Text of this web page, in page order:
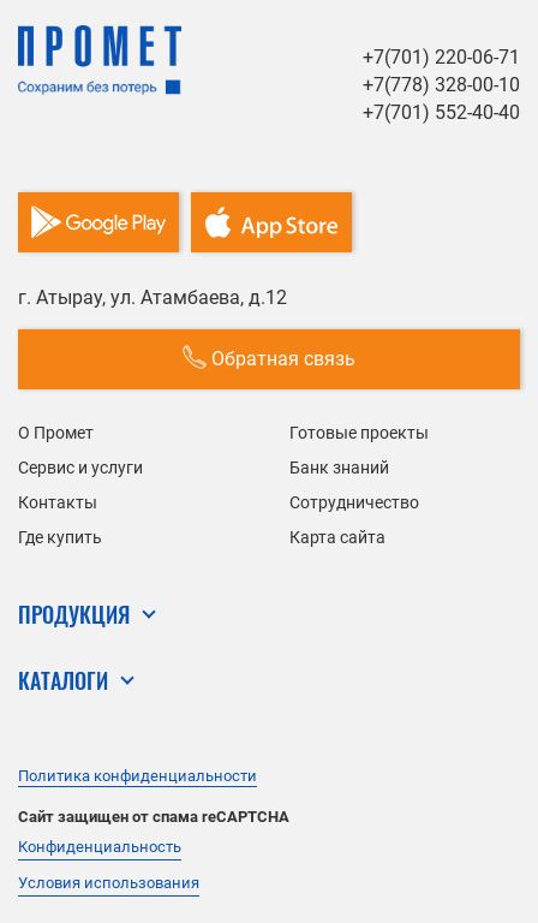
+7(701) 220-06-71
+7(778) 328-00-10
+7(701) 552-40-40
г. Атырау, ул. Атамбаева, д.12
Обратная связь
О Промет
Готовые проекты
Сервис и услуги
Банк знаний
Контакты
Сотрудничество
Где купить
Карта сайта
ПРОДУКЦИЯ
КАТАЛОГИ
Политика конфиденциальности
Сайт защищен от спама reCAPTCHA
Конфиденциальность
Условия использования